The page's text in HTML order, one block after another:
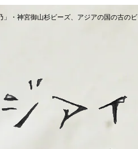
・神宮御山杉ビーズ、アジアの国の古の